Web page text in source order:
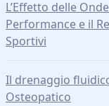
L’Effetto delle
Performance e il
Sportivi
Il drenaggio
Osteopatico